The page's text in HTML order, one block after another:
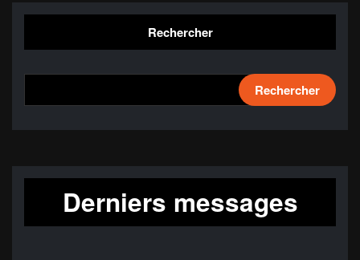
Rechercher
Rechercher
Derniers messages